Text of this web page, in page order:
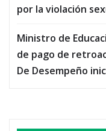
por la violación
Ministro de
de pago de
De Desempeño